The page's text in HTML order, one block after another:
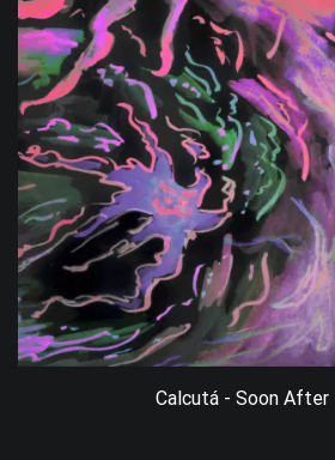
Calcutá - Soon After